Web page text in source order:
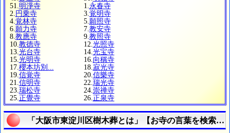
51. 明淨寺 1. 永春寺
2. 円乗寺 3. 覚明寺
4. 覚林寺 5. 願照寺
6. 願力寺 7. 教安寺
8. 教應寺 9. 教照寺
10. 教徳寺 12. 光照寺
13. 光台寺 14. 光宝寺
15. 光明寺 16. 向稱寺
17. 櫻本坊別... 18. 寂光寺
19. 信覚寺 20. 信樂寺
21. 信明寺 22. 瑞光寺
23. 瑞松寺 24. 崇禅寺
25. 正覺寺 26. 正泉寺
「大阪市東淀川区樹木葬とは」【お寺の言葉を検索し